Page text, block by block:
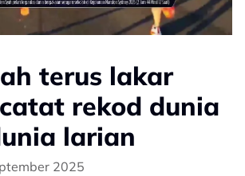
terus lakar
rekod dunia
larian
2025